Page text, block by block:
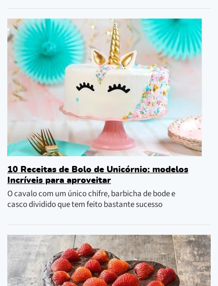
10 Receitas de Bolo de Unicórnio: modelos
Incríveis para aproveitar
O cavalo com um único chifre, barbicha de bode e
casco dividido que tem feito bastante sucesso